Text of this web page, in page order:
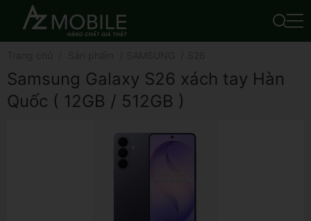
Samsung Galaxy S26 xách tay Hàn
Quốc ( 12GB / 512GB )